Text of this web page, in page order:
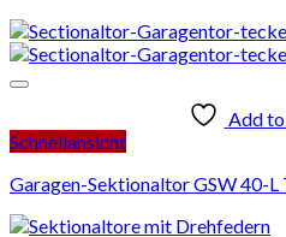
Add
Schnellansicht
Garagen-Sektionaltor GSW 40-